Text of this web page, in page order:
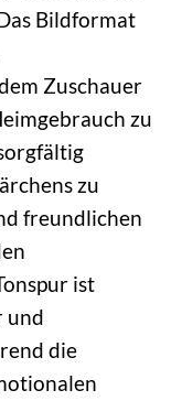
Bildformat
Zuschauer
zu
zu
freundlichen
ist
und
die